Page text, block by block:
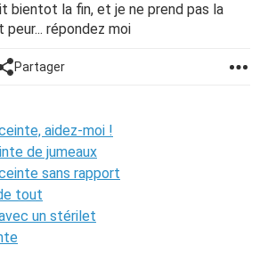
bientot la fin, et je ne prend pas la
peur... répondez moi
Partager
aidez-moi !
de jumeaux
sans rapport
tout
un stérilet